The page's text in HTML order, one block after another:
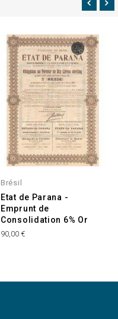
Brésil
Etat de Parana -
Emprunt de
Consolidation 6% Or
90,00 €